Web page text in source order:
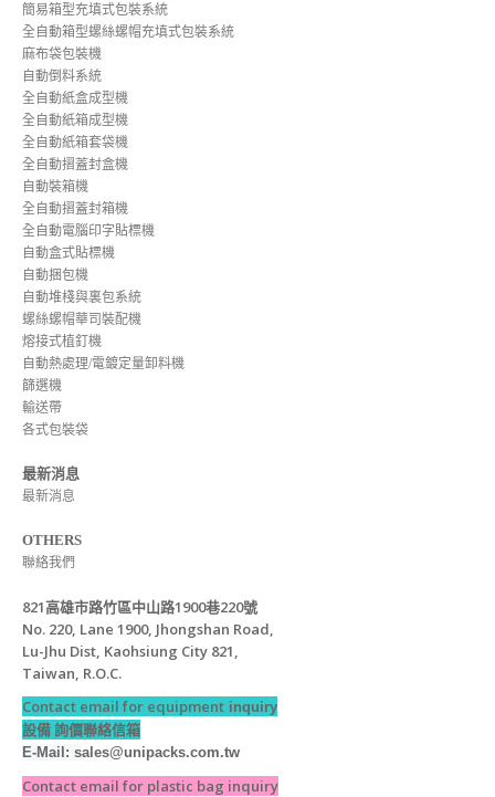
簡易箱型充填式包裝系統
全自動箱型螺絲螺帽充填式包裝系統
麻布袋包裝機
自動倒料系統
全自動紙盒成型機
全自動紙箱成型機
全自動紙箱套袋機
全自動摺蓋封盒機
自動裝箱機
全自動摺蓋封箱機
全自動電腦印字貼標機
自動盒式貼標機
自動捆包機
自動堆棧與裏包系統
螺絲螺帽華司裝配機
熔接式植釘機
自動熱處理/電鍍定量卸料機
篩選機
輸送帶
各式包裝袋
最新消息
最新消息
OTHERS
聯絡我們
821高雄市路竹區中山路1900巷220號
No. 220, Lane 1900, Jhongshan Road,
Lu-Jhu Dist, Kaohsiung City 821,
Taiwan, R.O.C.
Contact email for equipment inquiry
設備 詢價聯絡信箱
E-Mail: sales@unipacks.com.tw
Contact email for plastic bag inquiry